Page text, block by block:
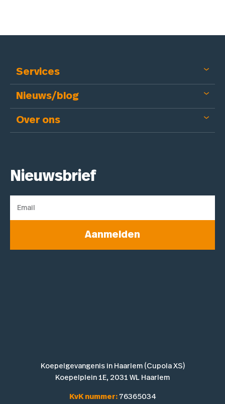
Services
Nieuws/blog
Over ons
Nieuwsbrief
Aanmelden
Koepelgevangenis in Haarlem (Cupola XS)
Koepelplein 1E, 2031 WL Haarlem
KvK nummer:76365034